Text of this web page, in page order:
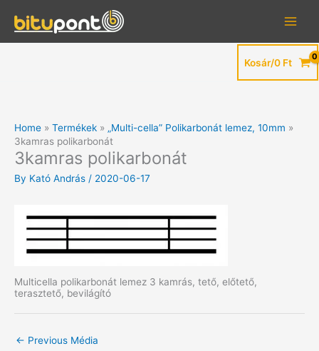
content
Kosár/0 Ft
Home Termékek
„Multi-cella” Polikarbonát lemez, 10mm
3kamras polikarbonát
3kamras polikarbonát
By Kató András / 2020-06-17
Multicella polikarbonát lemez 3 kamrás, tető, előtető,
terasztető, bevilágító
← Previous Média